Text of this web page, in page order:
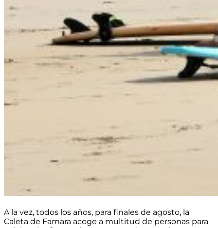
A la vez, todos los años, para finales de agosto, la
Caleta de Famara acoge a multitud de personas para